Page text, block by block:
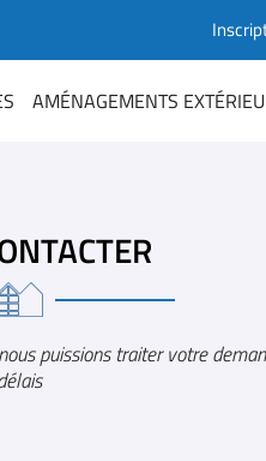
AMÉNAGEMENTS
puissions traiter votre